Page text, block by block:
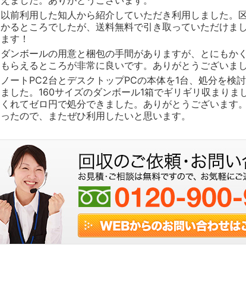
以前利用した知人から紹介していただき利用しました。
かるところでしたが、送料無料で引き取っていただけま
ます！
ダンボールの用意と梱包の手間がありますが、とにもか
もらえるところが非常に良いです。ありがとうございまし
ノートPC2台とデスクトップPCの本体を1台、処分を検
ました。160サイズのダンボール1箱でギリギリ収まりま
くれてゼロ円で処分できました。ありがとうございます
ったので、またぜひ利用したいと思います。